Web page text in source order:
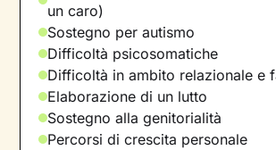
un caro)
Sostegno per autismo
Difficoltà psicosomatiche
Difficoltà in ambito relazionale e
Elaborazione di un lutto
Sostegno alla genitorialità
Percorsi di crescita personale